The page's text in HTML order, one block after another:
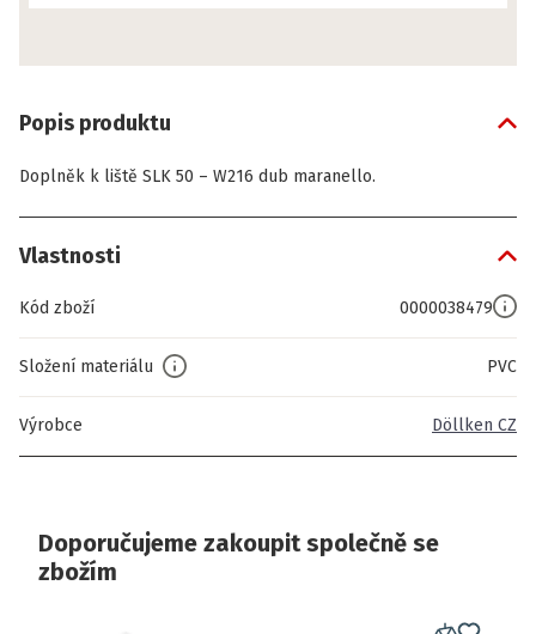
Popis produktu
Doplněk k liště SLK 50 – W216 dub maranello.
Vlastnosti
Kód zboží 0000038479
Složení materiálu PVC
Výrobce Döllken CZ
Doporučujeme zakoupit společně se
zbožím